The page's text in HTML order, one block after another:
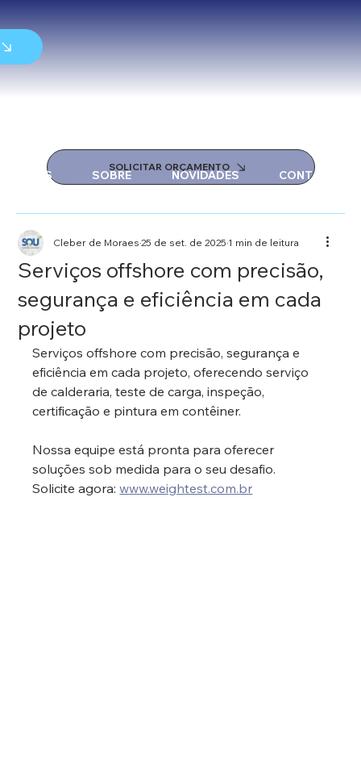
SOLICITAR ORÇAMENTO
SOBRE NOVIDADES CONTATO
Serviços offshore com precisão,
segurança e eficiência em cada
projeto
Cleber de Moraes25 de set. de 20251 min de leitura
Serviços offshore com precisão, segurança e
eficiência em cada projeto, oferecendo serviço
de calderaria, teste de carga, inspeção,
certificação e pintura em contêiner.
Nossa equipe está pronta para oferecer
soluções sob medida para o seu desafio.
Solicite agora: www.weightest.com.br